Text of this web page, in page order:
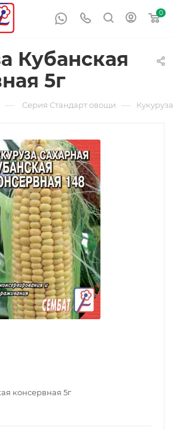
0
Кубанская
5г
— .Серия Стандарт овощи —
консервная 5г